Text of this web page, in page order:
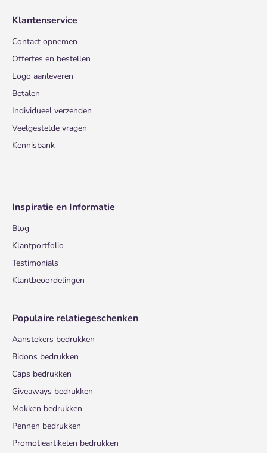
Klantenservice
Contact opnemen
Offertes en bestellen
Logo aanleveren
Betalen
Individueel verzenden
Veelgestelde vragen
Kennisbank
Inspiratie en Informatie
Blog
Klantportfolio
Testimonials
Klantbeoordelingen
Populaire relatiegeschenken
Aanstekers bedrukken
Bidons bedrukken
Caps bedrukken
Giveaways bedrukken
Mokken bedrukken
Pennen bedrukken
Promotieartikelen bedrukken